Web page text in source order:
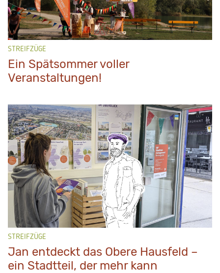
STREIFZÜGE
Ein Spätsommer voller
Veranstaltungen!
STREIFZÜGE
Jan entdeckt das Obere Hausfeld –
ein Stadtteil, der mehr kann